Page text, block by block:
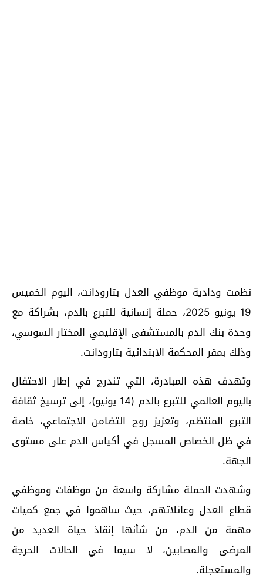
نظمت ودادية موظفي العدل بتارودانت، اليوم الخميس
19 يونيو 2025، حملة إنسانية للتبرع بالدم، بشراكة مع
وحدة بنك الدم بالمستشفى الإقليمي المختار السوسي،
وذلك بمقر المحكمة الابتدائية بتارودانت.
وتهدف هذه المبادرة، التي تندرج في إطار الاحتفال
باليوم العالمي للتبرع بالدم (14 يونيو)، إلى ترسيخ ثقافة
التبرع المنتظم، وتعزيز روح التضامن الاجتماعي، خاصة
في ظل الخصاص المسجل في أكياس الدم على مستوى
الجهة.
وشهدت الحملة مشاركة واسعة من موظفات وموظفي
قطاع العدل وعائلاتهم، حيث ساهموا في جمع كميات
مهمة من الدم، من شأنها إنقاذ حياة العديد من
المرضى والمصابين، لا سيما في الحالات الحرجة
والمستعجلة.